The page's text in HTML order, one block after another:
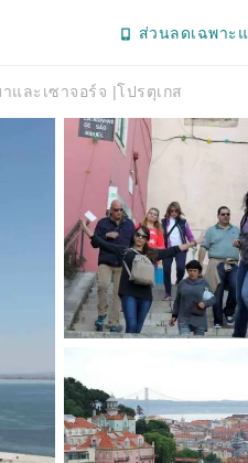
ส่วนลดเฉพาะ
ละเซาจอร์จ |โปรตุเกส